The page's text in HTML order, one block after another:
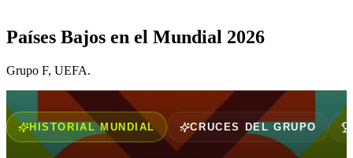
Países Bajos en el Mundial 2026
Grupo F, UEFA.
HISTORIAL MUNDIAL CRUCES DEL GRUPO